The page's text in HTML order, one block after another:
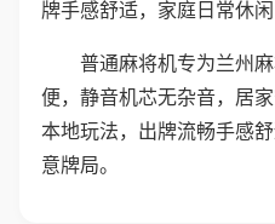
牌手感舒适，家庭日常休
普通麻将机专为兰州
便，静音机芯无杂音，居
本地玩法，出牌流畅手感
意牌局。